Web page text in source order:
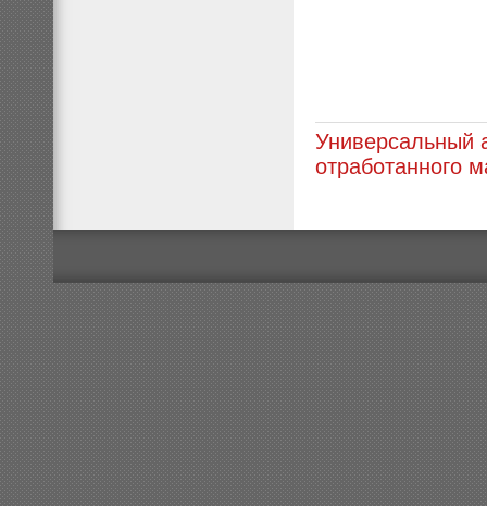
Универсальный
отработанного